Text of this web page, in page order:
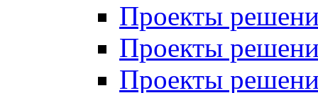
Проекты
Проекты
Проекты